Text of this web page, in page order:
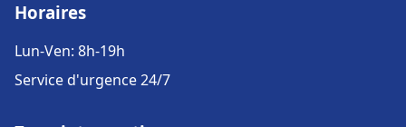
Horaires
Lun-Ven: 8h-19h
Service d'urgence 24/7